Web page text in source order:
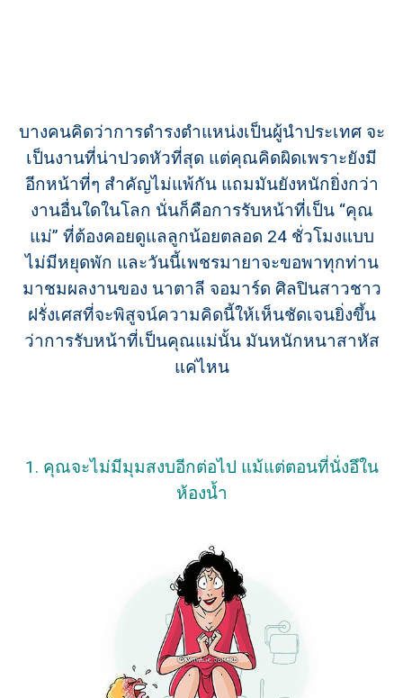
บางคนคิดว่าการดำรงตำแหน่งเป็นผู้นำประเทศ จะ
เป็นงานที่น่าปวดหัวที่สุด แต่คุณคิดผิดเพราะยังมี
อีกหน้าที่ๆ สำคัญไม่แพ้กัน แถมมันยังหนักยิ่งกว่า
งานอื่นใดในโลก นั่นก็คือการรับหน้าที่เป็น “คุณ
แม่” ที่ต้องคอยดูแลลูกน้อยตลอด 24 ชั่วโมงแบบ
ไม่มีหยุดพัก และวันนี้เพชรมายาจะขอพาทุกท่าน
มาชมผลงานของ นาตาลี จอมาร์ด ศิลปินสาวชาว
ฝรั่งเศสที่จะพิสูจน์ความคิดนี้ให้เห็นชัดเจนยิ่งขึ้น
ว่าการรับหน้าที่เป็นคุณแม่นั้น มันหนักหนาสาหัส
แค่ไหน
1. คุณจะไม่มีมุมสงบอีกต่อไป แม้แต่ตอนที่นั่งอึใน
ห้องน้ำ